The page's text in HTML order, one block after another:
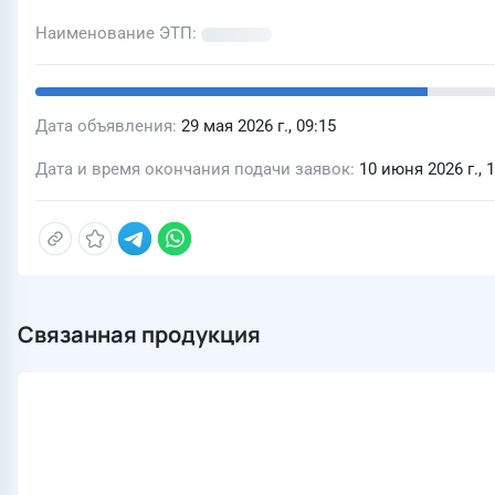
Наименование ЭТП
Дата объявления 29 мая 2026 г., 09:15
Дата и время окончания подачи заявок 10 июня 2026 г.,
Связанная продукция